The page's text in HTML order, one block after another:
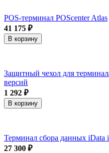
POS-терминал POScenter Atlas
41 175 ₽
В корзину
Защитный чехол для
версий
1 292 ₽
В корзину
Терминал сбора данных iData
27 300 ₽